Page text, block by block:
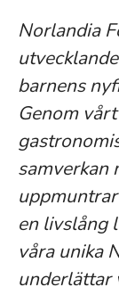
Norlandia
barnens
Genom
samverkan
en livslång
våra unika
underlättar